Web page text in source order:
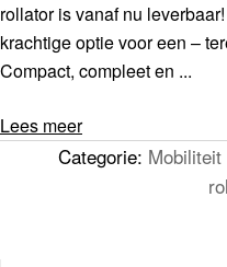
rollator is vanaf nu
krachtige optie voor een –
Compact, compleet en ...
Lees meer
Categorie: Mobiliteit